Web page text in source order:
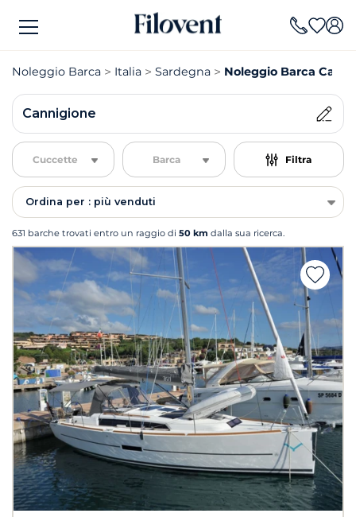
Noleggio Barca Italia Sardegna Noleggio Barca
Cannigione
Cuccette Barca Filtra
Ordina per : più venduti
631 barche trovati entro un raggio di 50 km dalla sua ricerca.